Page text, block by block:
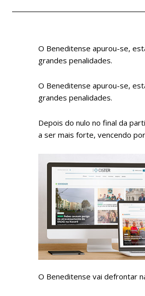
O Beneditense apurou-se,
grandes penalidades.
O Beneditense apurou-se,
grandes penalidades.
Depois do nulo no final da
a ser mais forte, vencendo
O Beneditense vai defrontar